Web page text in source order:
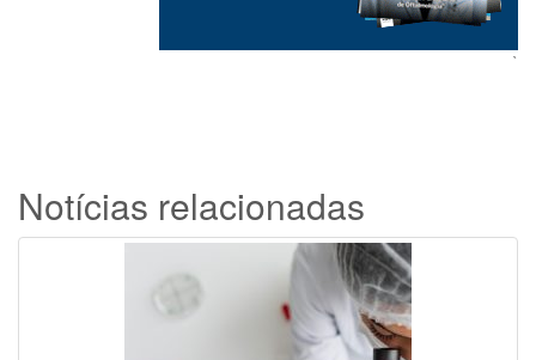
`
Notícias relacionadas